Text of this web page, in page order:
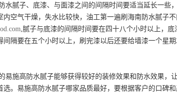
子、底漆、与面漆之间的间隔时间要适当延长一些，
内空气干燥，失水比较快，油工第一遍刷海南防水腻子
,腻子与底漆的间隔时间要在四十八个小时以上，
间隔要在五个小时以上，刷完漆以后还要给墙漆一个星期
高防水腻子能够获得较好的装修效果和防水效果，
选。易施高防水腻子哪家品质最好，要根据客户的口碑